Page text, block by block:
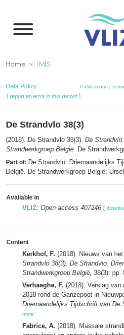
main
Breadcrumb
Home IMIS
Data Policy Publications |
[ report an error in this record ]
De Strandvlo 38(3)
(2018). De Strandvlo 38(3). De
Strandwerkgroep België. De
Part of: De Strandvlo: Driemaandelijks
België. De Strandwerkgroep België:
Available in
VLIZ: Open access 407246 [
Content
Kerkhof, F. (2018). Nieuws van
Strandvlo 38(3). De Strandvlo:
Strandwerkgroep België, 38(3): pp.
Verhaeghe, F. (2018). Verslag van
2018 rond de Ganzepoot in
Driemaandelijks Tijdschrift van De
more
Fabrice, A. (2018). Massale